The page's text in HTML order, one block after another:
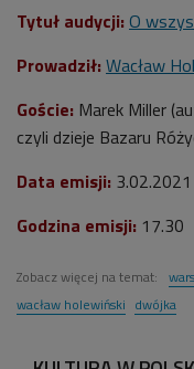
Tytuł audycji: O
Prowadził: Wacław
Goście: Marek Miller
czyli dzieje Bazaru
Data emisji: 3.02.2021
Godzina emisji: 17.30
Zobacz więcej na temat:
wacław holewiński dwójka